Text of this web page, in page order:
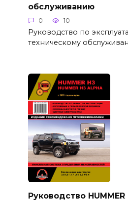
обслуживанию
0 10
Руководство по
техническому
Руководство HUMMER